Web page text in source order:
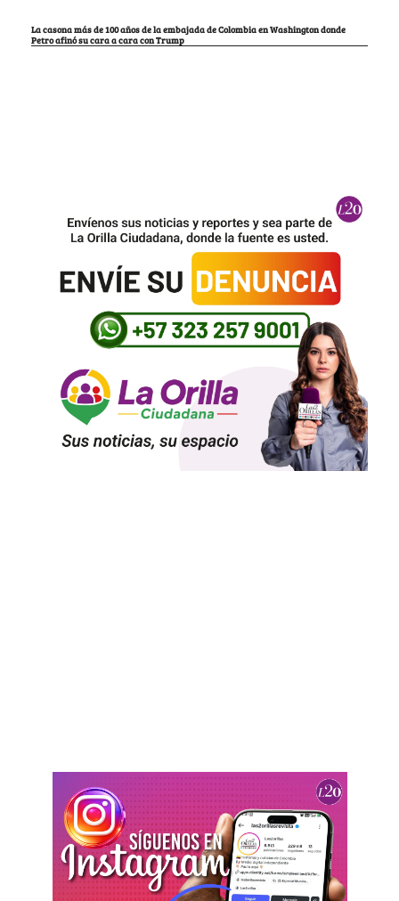
La casona más de 100 años de la embajada de Colombia en Washington donde
Petro afinó su cara a cara con Trump